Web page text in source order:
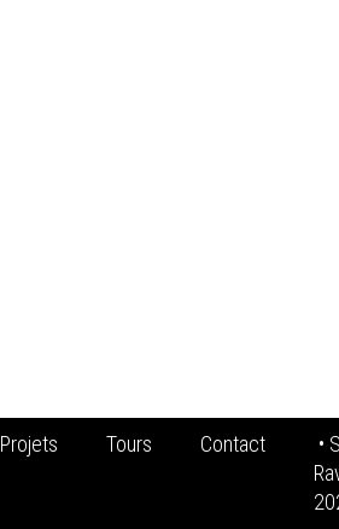
Projets Tours Contact •